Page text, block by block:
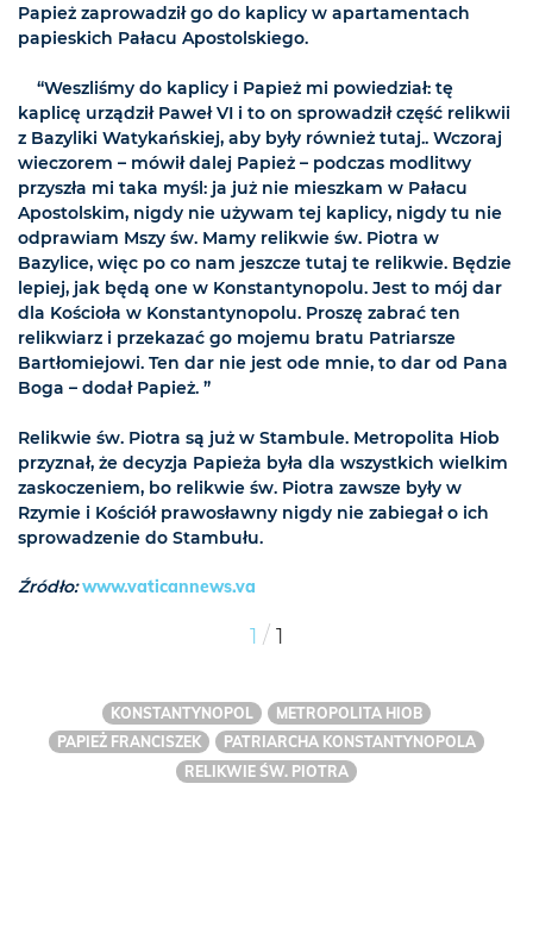
Papież zaprowadził go do kaplicy w apartamentach
papieskich Pałacu Apostolskiego.
“Weszliśmy do kaplicy i Papież mi powiedział: tę
kaplicę urządził Paweł VI i to on sprowadził część relikwii
z Bazyliki Watykańskiej, aby były również tutaj.. Wczoraj
wieczorem – mówił dalej Papież – podczas modlitwy
przyszła mi taka myśl: ja już nie mieszkam w Pałacu
Apostolskim, nigdy nie używam tej kaplicy, nigdy tu nie
odprawiam Mszy św. Mamy relikwie św. Piotra w
Bazylice, więc po co nam jeszcze tutaj te relikwie. Będzie
lepiej, jak będą one w Konstantynopolu. Jest to mój dar
dla Kościoła w Konstantynopolu. Proszę zabrać ten
relikwiarz i przekazać go mojemu bratu Patriarsze
Bartłomiejowi. Ten dar nie jest ode mnie, to dar od Pana
Boga – dodał Papież. ”
Relikwie św. Piotra są już w Stambule. Metropolita Hiob
przyznał, że decyzja Papieża była dla wszystkich wielkim
zaskoczeniem, bo relikwie św. Piotra zawsze były w
Rzymie i Kościół prawosławny nigdy nie zabiegał o ich
sprowadzenie do Stambułu.
Źródło: www.vaticannews.va
1 / 1
KONSTANTYNOPOL
METROPOLITA HIOB
PAPIEŻ FRANCISZEK
PATRIARCHA KONSTANTYNOPOLA
RELIKWIE ŚW. PIOTRA